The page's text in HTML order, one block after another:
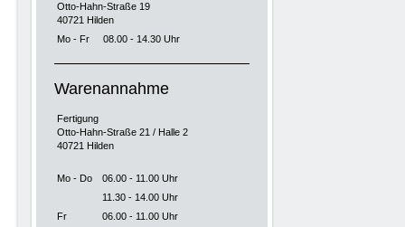
Otto-Hahn-Straße 19
40721 Hilden
Mo - Fr
08.00 - 14.30 Uhr
Warenannahme
Fertigung
Otto-Hahn-Straße 21 / Halle 2
40721 Hilden
Mo - Do
06.00 - 11.00 Uhr
11.30 - 14.00 Uhr
Fr
06.00 - 11.00 Uhr